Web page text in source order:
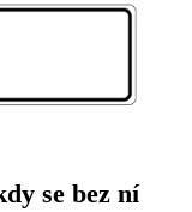
se bez ní